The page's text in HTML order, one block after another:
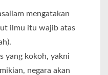
mengatakan
ilmu itu wajib atas
yang kokoh, yakni
negara akan